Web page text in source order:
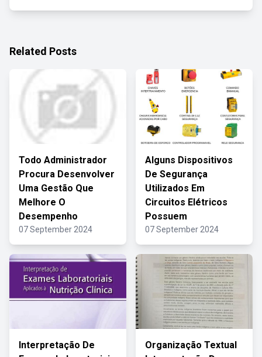
Related Posts
Todo Administrador
Procura Desenvolver
Uma Gestão Que
Melhore O
Desempenho
07 September 2024
Alguns Dispositivos
De Segurança
Utilizados Em
Circuitos Elétricos
Possuem
07 September 2024
Interpretação De
Organização Textual